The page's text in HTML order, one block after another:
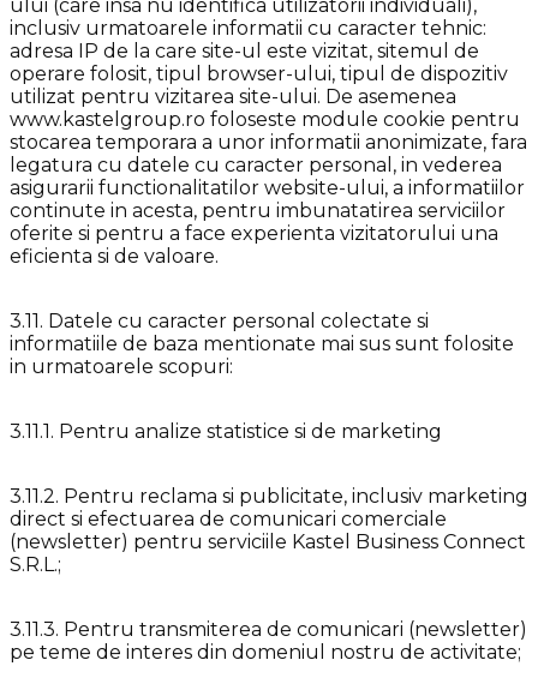
ului (care insa nu identifica utilizatorii individuali),
inclusiv urmatoarele informatii cu caracter tehnic:
adresa IP de la care site-ul este vizitat, sitemul de
operare folosit, tipul browser-ului, tipul de dispozitiv
utilizat pentru vizitarea site-ului. De asemenea
www.kastelgroup.ro foloseste module cookie pentru
stocarea temporara a unor informatii anonimizate, fara
legatura cu datele cu caracter personal, in vederea
asigurarii functionalitatilor website-ului, a informatiilor
continute in acesta, pentru imbunatatirea serviciilor
oferite si pentru a face experienta vizitatorului una
eficienta si de valoare.
3.11. Datele cu caracter personal colectate si
informatiile de baza mentionate mai sus sunt folosite
in urmatoarele scopuri:
3.11.1. Pentru analize statistice si de marketing
3.11.2. Pentru reclama si publicitate, inclusiv marketing
direct si efectuarea de comunicari comerciale
(newsletter) pentru serviciile Kastel Business Connect
S.R.L.;
3.11.3. Pentru transmiterea de comunicari (newsletter)
pe teme de interes din domeniul nostru de activitate;